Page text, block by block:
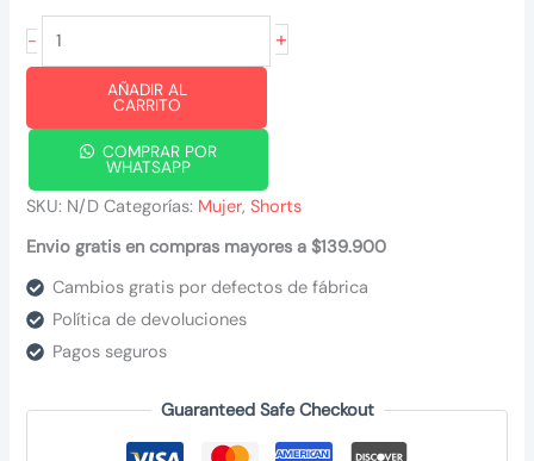
-
Short
Storm
cantidad
+
AÑADIR AL
CARRITO
COMPRAR POR
WHATSAPP
SKU: N/D Categorías: Mujer,Shorts
Envio gratis en compras mayores a $139.900
Cambios gratis por defectos de fábrica
Política de devoluciones
Pagos seguros
Guaranteed Safe Checkout